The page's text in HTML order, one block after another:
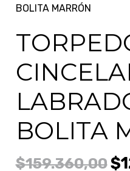
BOLITA MARRÓN
BOLITA
$159.360,00